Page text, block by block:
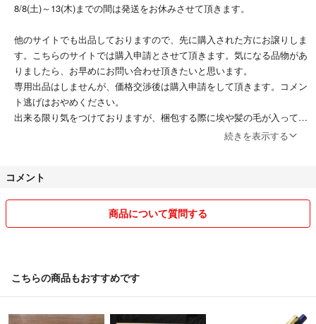
8/8(土)～13(木)までの間は発送をお休みさせて頂きます。
他のサイトでも出品しておりますので、先に購入された方にお譲りしま
す。こちらのサイトでは購入申請とさせて頂きます。気になる品物があ
りましたら、お早めにお問い合わせ頂きたいと思います。
専用出品はしませんが、価格交渉後は購入申請をして頂きます。コメン
ト逃げはおやめください。
出来る限り気をつけておりますが、梱包する際に埃や髪の毛が入ってし
まうこともございます。ご容赦頂きたいと思います。続きを表示する
コメント
商品について質問する
こちらの商品もおすすめです